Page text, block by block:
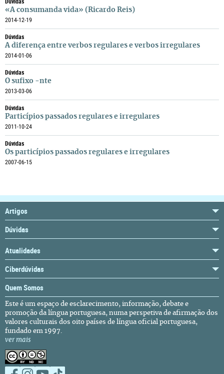
«A consumanda vida» (Ricardo Reis)
2014-12-19
Dúvidas
A diferença entre verbos regulares e verbos irregulares
2014-01-06
Dúvidas
O sufixo -nte
2013-03-06
Dúvidas
Particípios passados regulares e irregulares
2011-10-24
Dúvidas
Os particípios passados regulares e irregulares
2007-06-15
Artigos
Dúvidas
Atualidades
Ciberdúvidas
Quem Somos
Este é um espaço de esclarecimento, informação, debate e
promoção da língua portuguesa, numa perspetiva de afirmação dos
valores culturais dos oito países de língua oficial portuguesa,
fundado em 1997.
ver mais